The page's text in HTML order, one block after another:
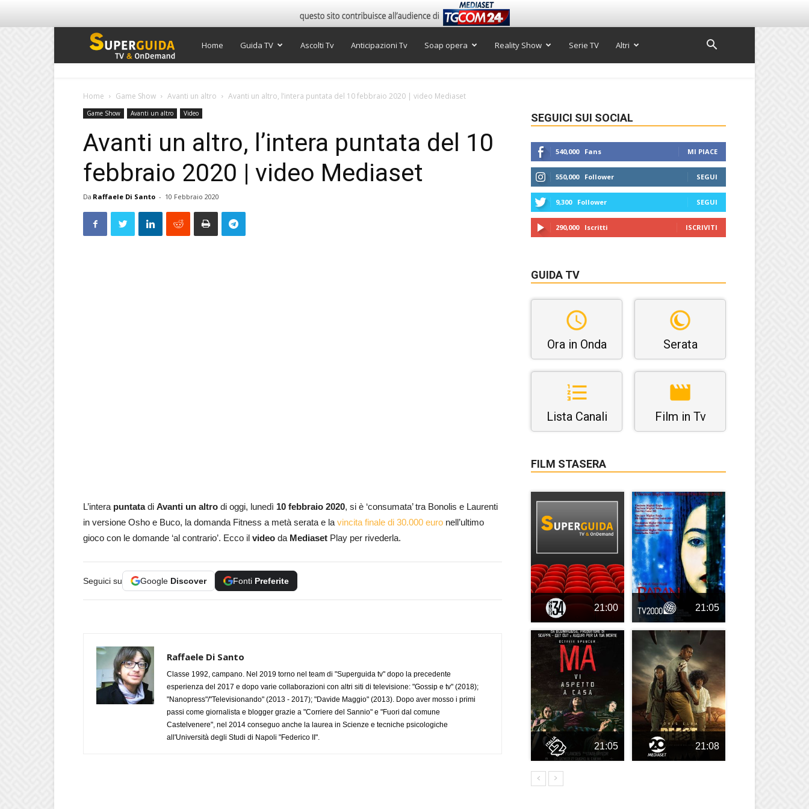
Super
TV
Home Guida TV Ascolti Tv Anticipazioni Tv Soap opera Reality Show Serie TV Altri
Home Game Show Avanti un altro Avanti un altro, l’intera puntata del 10 febbraio 2020 | video Mediaset
Game Show Avanti un altro Video
Avanti un altro, l’intera puntata del 10
febbraio 2020 | video Mediaset
Da Raffaele Di Santo - 10 Febbraio 2020
L’intera puntatadi Avanti un altro di oggi, lunedì 10 febbraio 2020, si è ‘consumata’ tra Bonolis e Laurenti
in versione Osho e Buco, la domanda Fitness a metà serata e la vincita finale di 30.000 euro nell’ultimo
gioco con le domande ‘al contrario’. Ecco il video da Mediaset Play per rivederla.
Seguici su Google Discover Fonti Preferite
Raffaele Di Santo
Classe 1992, campano. Nel 2019 torno nel team di "Superguida tv" dopo la precedente
esperienza del 2017 e dopo varie collaborazioni con altri siti di televisione: "Gossip e tv" (2018);
"Nanopress"/"Televisionando" (2013 - 2017); "Davide Maggio" (2013). Dopo aver mosso i primi
passi come giornalista e blogger grazie a "Corriere del Sannio" e "Fuori dal comune
Castelvenere", nel 2014 conseguo anche la laurea in Scienze e tecniche psicologiche
all'Università degli Studi di Napoli "Federico II".
SEGUICI SUI SOCIAL
540,000 Fans MI PIACE
550,000 Follower SEGUI
9,300 Follower SEGUI
290,000 Iscritti ISCRIVITI
GUIDA TV
Ora in Onda Serata
Lista Canali Film in Tv
FILM STASERA
21:00 21:05
21:05 21:08